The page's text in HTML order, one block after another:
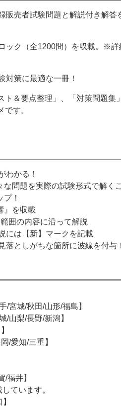
販売者試験問題と解説付き解答
ック（全1200問）を収載。※詳
対策に最適な一冊！
ト＆要点整理」、「対策問題集
です。
わかる！
問題を実際の試験形式で解く
！
』を収載
囲の内容に沿って解説
には【新】マークを記載
としがちな箇所に波線を付与！
/宮城/秋田/山形/福島】
/山梨/長野/新潟】
/愛知/三重】
福井】
ています。